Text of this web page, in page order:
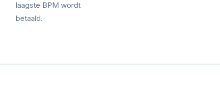
laagste BPM wordt
betaald.